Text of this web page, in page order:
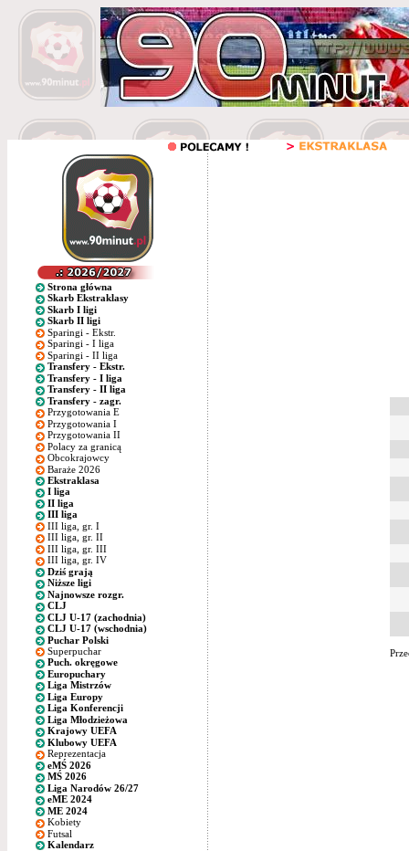
Strona główna
Skarb Ekstraklasy
Skarb I ligi
Skarb II ligi
Sparingi - Ekstr.
Sparingi - I liga
Sparingi - II liga
Transfery - Ekstr.
Transfery - I liga
Transfery - II liga
Transfery - zagr.
Przygotowania E
Przygotowania I
Przygotowania II
Polacy za granicą
Obcokrajowcy
Baraże 2026
Ekstraklasa
I liga
II liga
III liga
III liga, gr. I
III liga, gr. II
III liga, gr. III
III liga, gr. IV
Dziś grają
Niższe ligi
Najnowsze rozgr.
CLJ
CLJ U-17 (zachodnia)
CLJ U-17 (wschodnia)
Puchar Polski
Superpuchar
Puch. okręgowe
Europuchary
Liga Mistrzów
Liga Europy
Liga Konferencji
Liga Młodzieżowa
Krajowy UEFA
Klubowy UEFA
Reprezentacja
eMŚ 2026
MŚ 2026
Liga Narodów 26/27
eME 2024
ME 2024
Kobiety
Futsal
Kalendarz